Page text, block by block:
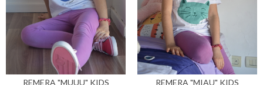
REMERA "MUUU" KIDS
REMERA "MIAU" KIDS